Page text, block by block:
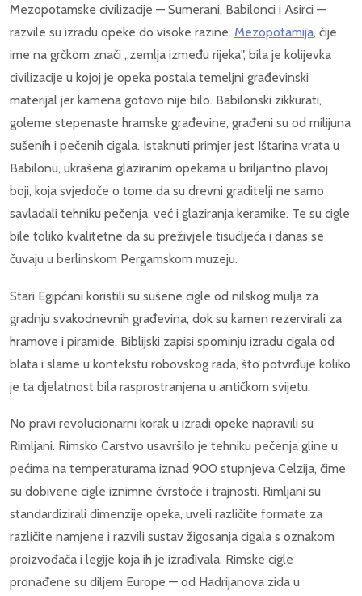
Mezopotamske civilizacije — Sumerani, Babilonci i Asirci —
razvile su izradu opeke do visoke razine. Mezopotamija, čije
ime na grčkom znači „zemlja između rijeka", bila je kolijevka
civilizacije u kojoj je opeka postala temeljni građevinski
materijal jer kamena gotovo nije bilo. Babilonski zikkurati,
goleme stepenaste hramske građevine, građeni su od milijuna
sušenih i pečenih cigala. Istaknuti primjer jest Ištarina vrata u
Babilonu, ukrašena glaziranim opekama u briljantno plavoj
boji, koja svjedoče o tome da su drevni graditelji ne samo
savladali tehniku pečenja, već i glaziranja keramike. Te su cigle
bile toliko kvalitetne da su preživjele tisućljeća i danas se
čuvaju u berlinskom Pergamskom muzeju.
Stari Egipćani koristili su sušene cigle od nilskog mulja za
gradnju svakodnevnih građevina, dok su kamen rezervirali za
hramove i piramide. Biblijski zapisi spominju izradu cigala od
blata i slame u kontekstu robovskog rada, što potvrđuje koliko
je ta djelatnost bila rasprostranjena u antičkom svijetu.
No pravi revolucionarni korak u izradi opeke napravili su
Rimljani. Rimsko Carstvo usavršilo je tehniku pečenja gline u
pećima na temperaturama iznad 900 stupnjeva Celzija, čime
su dobivene cigle iznimne čvrstoće i trajnosti. Rimljani su
standardizirali dimenzije opeka, uveli različite formate za
različite namjene i razvili sustav žigosanja cigala s oznakom
proizvođača i legije koja ih je izrađivala. Rimske cigle
pronađene su diljem Europe — od Hadrijanova zida u